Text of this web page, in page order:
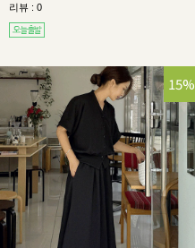
리뷰 : 0
25%
15%